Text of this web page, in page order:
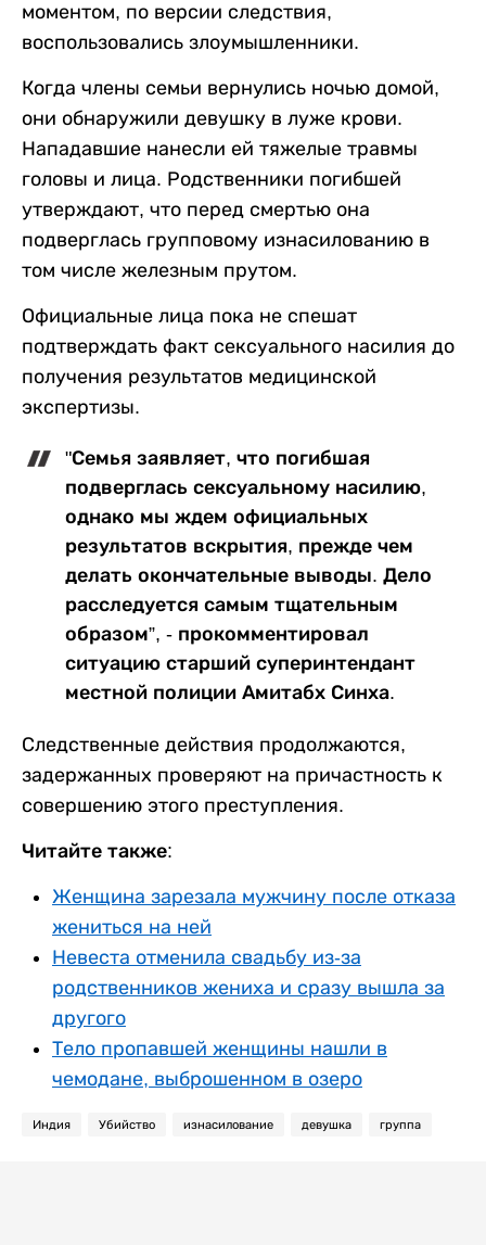
моментом, по версии следствия,
воспользовались злоумышленники.
Когда члены семьи вернулись ночью домой,
они обнаружили девушку в луже крови.
Нападавшие нанесли ей тяжелые травмы
головы и лица. Родственники погибшей
утверждают, что перед смертью она
подверглась групповому изнасилованию в
том числе железным прутом.
Официальные лица пока не спешат
подтверждать факт сексуального насилия до
получения результатов медицинской
экспертизы.
"Семья заявляет, что погибшая
подверглась сексуальному насилию,
однако мы ждем официальных
результатов вскрытия, прежде чем
делать окончательные выводы. Дело
расследуется самым тщательным
образом”, - прокомментировал
ситуацию старший суперинтендант
местной полиции Амитабх Синха.
Следственные действия продолжаются,
задержанных проверяют на причастность к
совершению этого преступления.
Читайте также:
Женщина зарезала мужчину после отказа
жениться на ней
Невеста отменила свадьбу из-за
родственников жениха и сразу вышла за
другого
Тело пропавшей женщины нашли в
чемодане, выброшенном в озеро
Индия Убийство изнасилование девушка группа